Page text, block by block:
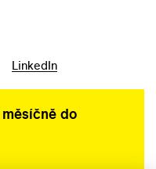
LinkedIn
do